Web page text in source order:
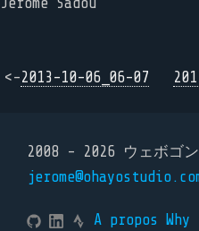
<-2013-10-06_06-07
2008 - 2026 ウェボ
A propos